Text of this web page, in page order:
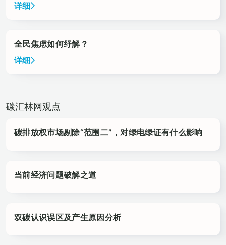
详细
全民焦虑如何纾解？
详细
碳汇林网观点
碳排放权市场剔除“范围二”，对绿电绿证有什么影响
当前经济问题破解之道
双碳认识误区及产生原因分析